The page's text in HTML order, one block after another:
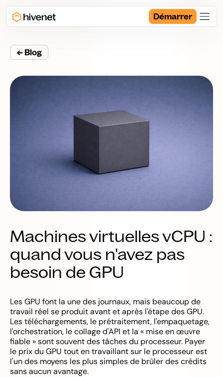
Démarrer
← Blog
Machines virtuelles vCPU :
quand vous n'avez pas
besoin de GPU
Les GPU font la une des journaux, mais beaucoup de
travail réel se produit avant et après l'étape des GPU.
Les téléchargements, le prétraitement, l'empaquetage,
l'orchestration, le collage d'API et la « mise en œuvre
fiable » sont souvent des tâches du processeur. Payer
le prix du GPU tout en travaillant sur le processeur est
l'un des moyens les plus simples de brûler des crédits
sans aucun avantage.